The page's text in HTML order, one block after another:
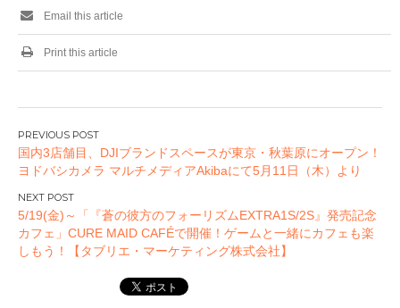
Email this article
Print this article
投
稿
ナ
ビ
ゲ
ー
国内3店舗目、DJIブランドスペースが東京・秋葉原にオープン！
ヨドバシカメラ マルチメディアAkibaにて5月11日（木）より
5/19(金)～「『蒼の彼方のフォーリズムEXTRA1S/2S』発売記念
カフェ」CURE MAID CAFÉで開催！ゲームと一緒にカフェも楽
しもう！【タブリエ・マーケティング株式会社】